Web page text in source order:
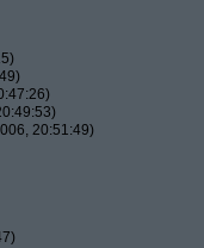
20:51:49)